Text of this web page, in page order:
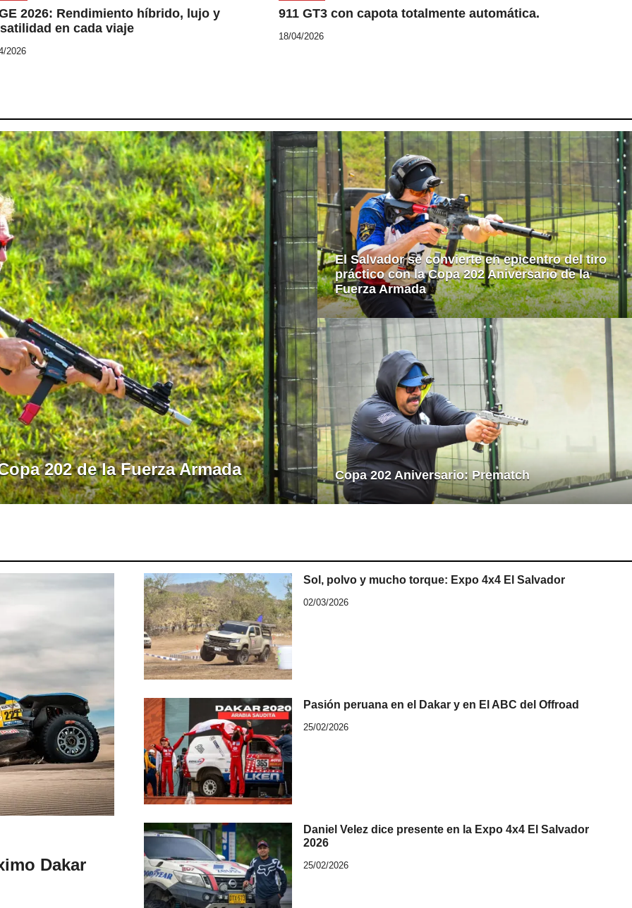
2026: Rendimiento híbrido, lujo y
en cada viaje
2026
o
n
911 GT3 con capota totalmente automática.
4
.
18/04/2026
202 de la Fuerza Armada
El Salvador se convierte en epicentro del tiro
práctico con la Copa 202 Aniversario de la
Fuerza Armada
Copa 202 Aniversario: Prematch
Dakar
Sol, polvo y mucho torque: Expo 4x4 El Salvador
02/03/2026
Pasión peruana en el Dakar y en El ABC del Offroad
25/02/2026
Daniel Velez dice presente en la Expo 4x4 El Salvador
2026
25/02/2026